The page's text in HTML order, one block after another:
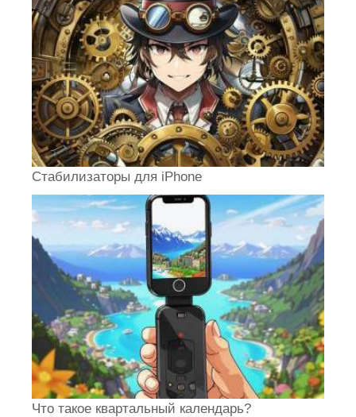
Стабилизаторы для iPhone
Что такое квартальный календарь?